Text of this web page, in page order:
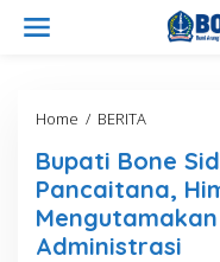
Home / BERITA
p
a
t
i
B
Bupati Bone
Pancaitana,
Administrasi